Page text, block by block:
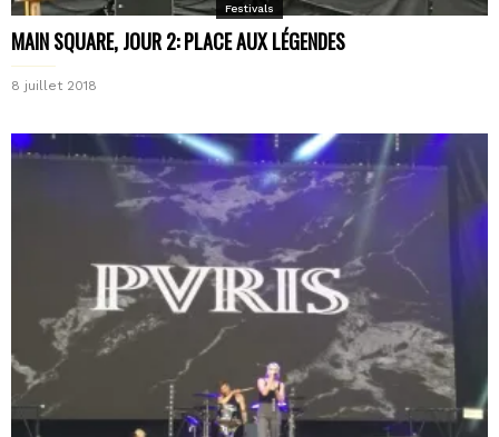
Festivals
MAIN SQUARE, JOUR 2: PLACE AUX LÉGENDES
8 juillet 2018